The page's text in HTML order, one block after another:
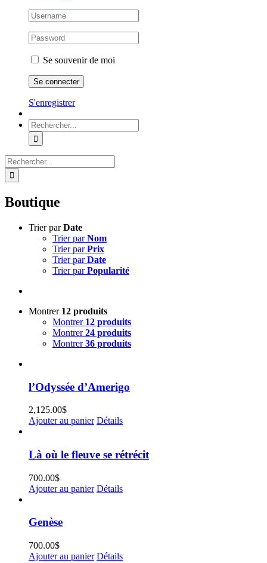
Se souvenir de moi
S'enregistrer
Rechercher:
Rechercher:
Boutique
Trier parDate
Trier parNom
Trier parPrix
Trier parDate
Trier parPopularité
Montrer 12 produits
Montrer 12 produits
Montrer24 produits
Montrer36 produits
l’Odyssée d’Amerigo
2,125.00$
Ajouter au panier Détails
Là où le fleuve se rétrécit
700.00$
Ajouter au panier Détails
Genèse
700.00$
Ajouter au panier Détails